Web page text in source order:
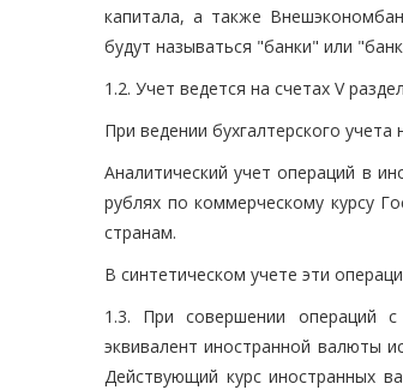
капитала, а также
будут называться "банки" или
1.2. Учет ведется на счетах V
При ведении бухгалтерского
Аналитический учет операций в
рублях по коммерческому курсу
странам.
В синтетическом учете эти
1.3. При совершении операций
эквивалент иностранной валюты
Действующий курс иностранных